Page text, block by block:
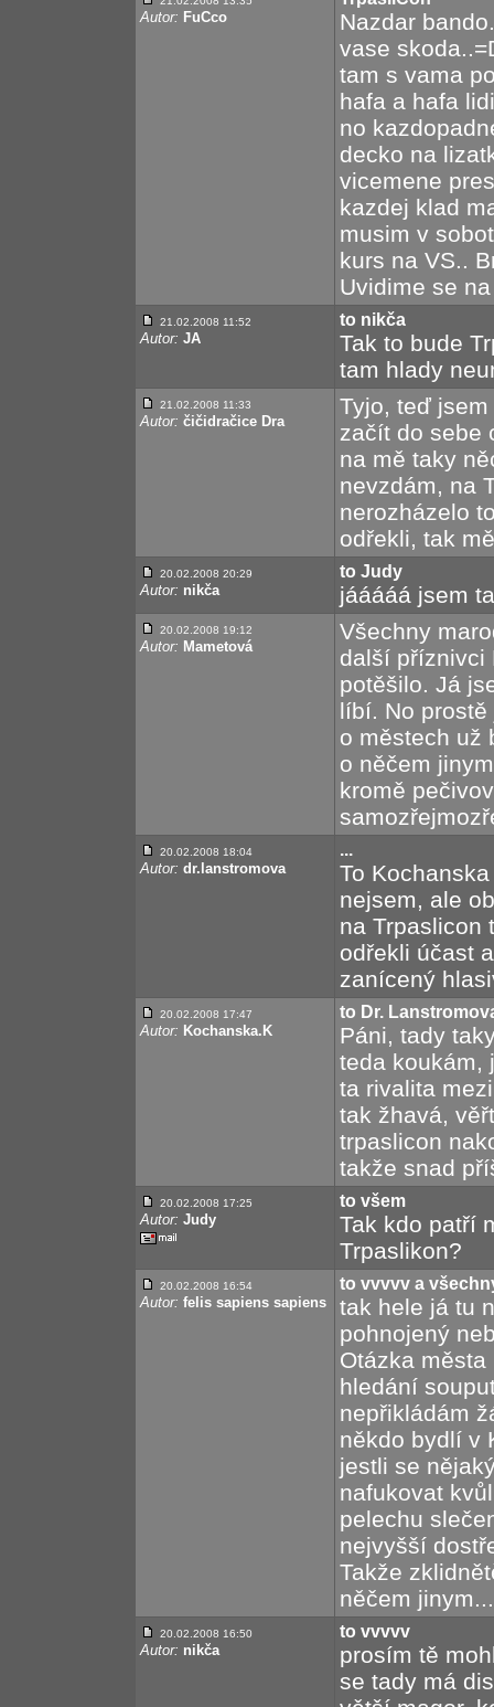
Autor: FuCco
Nazdar
vase
tam s vama
hafa a hafa
no
decko na
vicemene
kazdej klad
musim v
kurs na VS..
Uvidime se
21.02.2008 11:52
Autor: JA
to nikča
Tak to bude
tam hlady
21.02.2008 11:33
Autor: čičidračice Dra
Tyjo, teď
začít do sebe
na mě taky
nevzdám, na
nerozházelo
odřekli, tak
20.02.2008 20:29
Autor: nikča
to Judy
jááááá jsem
20.02.2008 19:12
Autor: Mametová
Všechny
další příznivci
potěšilo. Já
líbí. No
o městech už
o něčem
kromě
20.02.2008 18:04
Autor: dr.lanstromova
...
To
nejsem, ale
na Trpaslicon
odřekli účast
zanícený
20.02.2008 17:47
Autor: Kochanska.K
to Dr.
Páni, tady
teda koukám,
ta rivalita
tak žhavá,
trpaslicon
takže snad
20.02.2008 17:25
Autor: Judy
to všem
Tak kdo patří
Trpaslikon?
20.02.2008 16:54
Autor: felis sapiens sapiens
to vvvvv a
tak hele já tu
pohnojený
Otázka
hledání
nepřikládám
někdo bydlí v
jestli se
nafukovat
pelechu
nejvyšší
Takže
něčem
20.02.2008 16:50
Autor: nikča
to vvvvv
prosím tě
se tady má